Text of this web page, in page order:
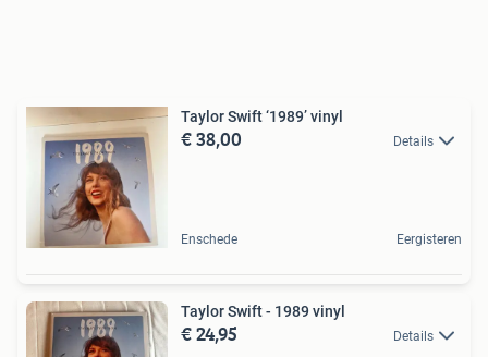
Taylor Swift ‘1989’ vinyl
€ 38,00 Details
Enschede Eergisteren
Taylor Swift - 1989 vinyl
€ 24,95 Details